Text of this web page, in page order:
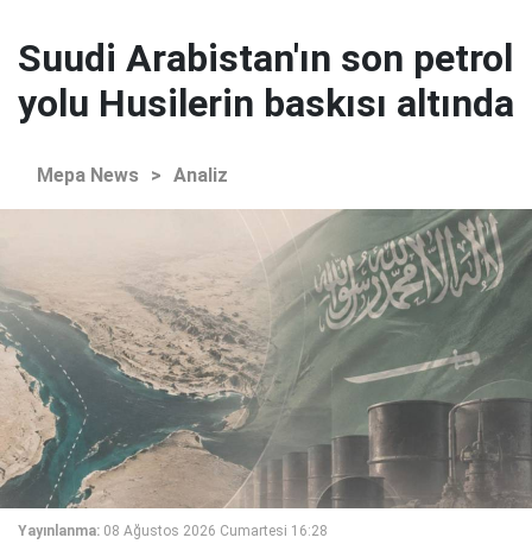
Suudi Arabistan'ın son petrol
yolu Husilerin baskısı altında
Mepa News > Analiz
Yayınlanma: 08 Ağustos 2026 Cumartesi 16:28